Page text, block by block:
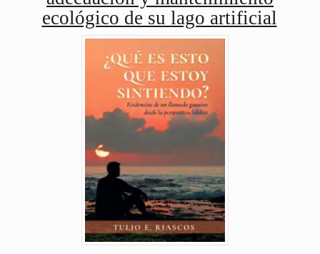
ecológico de su lago artificial